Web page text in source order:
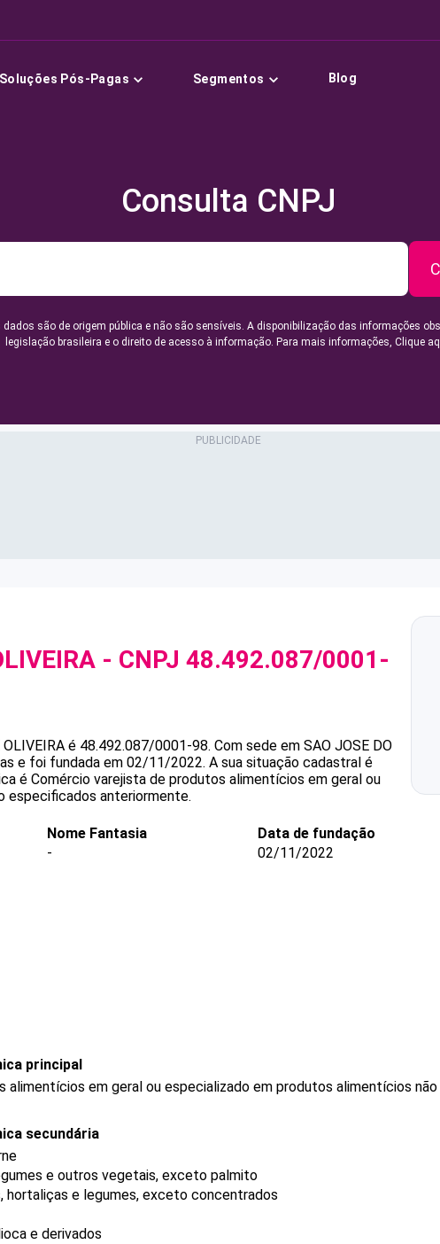
Soluções Pós-Pagas Segmentos Blog
Consulta CNPJ
dados são de origem pública e não são sensíveis. A disponibilização das informações
legislação brasileira e o direito de acesso à informação. Para mais informações, Clique
- CNPJ 48.492.087/0001-
OLIVEIRA é 48.492.087/0001-98. Com sede em SAO JOSE DO
e foi fundada em 02/11/2022. A sua situação cadastral é
é Comércio varejista de produtos alimentícios em geral ou
especificados anteriormente.
Nome Fantasia
-
Data de fundação
02/11/2022
principal
em geral ou especializado em produtos alimentícios
secundária
e outros vegetais, exceto palmito
e legumes, exceto concentrados
e derivados